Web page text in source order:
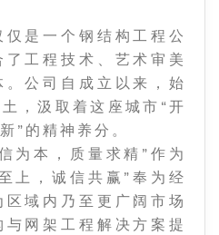
是一个钢结构工程公
工程技术、艺术审美
公司自成立以来，始
，汲取着这座城市“开
”的精神养分。
本，质量求精”作为
上，诚信共赢”奉为经
域内乃至更广阔市场
网架工程解决方案提